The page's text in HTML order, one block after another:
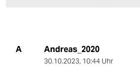
A Andreas_2020
30.10.2023, 10:44 Uhr